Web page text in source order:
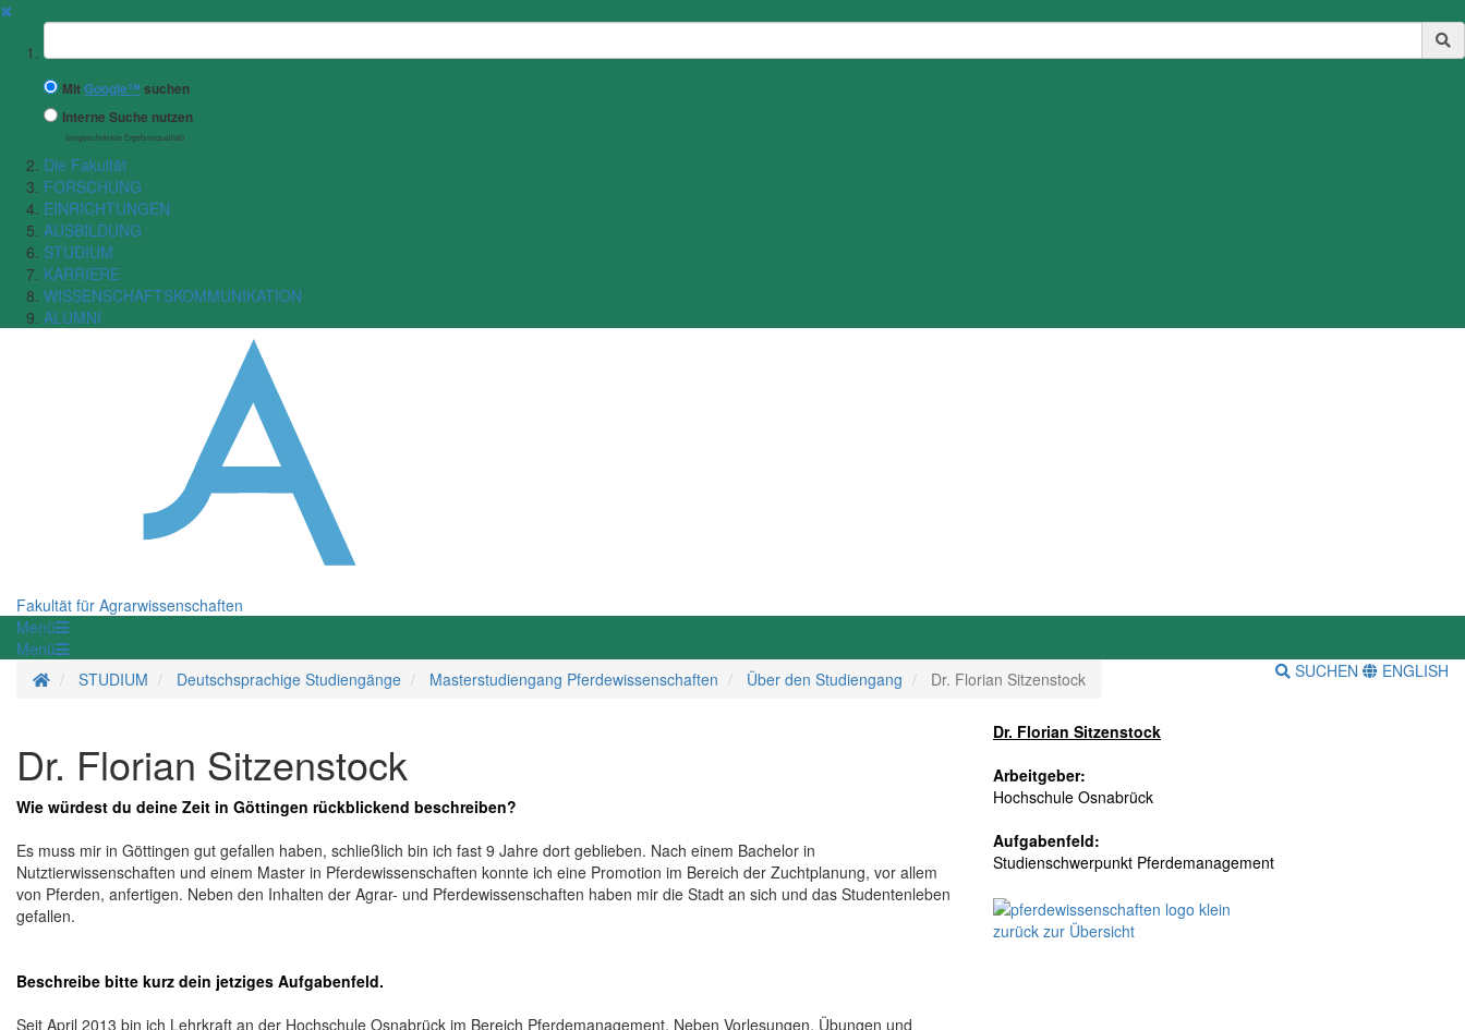
✖
Suchbegriff
MitGoogle™ suchen
Interne Suche nutzen
(eingeschränkte Ergebnisqualität)
Die Fakultät
FORSCHUNG
EINRICHTUNGEN
AUSBILDUNG
STUDIUM
KARRIERE
WISSENSCHAFTSKOMMUNIKATION
ALUMNI
Fakultät für Agrarwissenschaften
Menü
Menü
Startseite
STUDIUM Deutschsprachige Studiengänge Masterstudiengang Pferdewissenschaften Über den Studiengang Dr. Florian Sitzenstock SUCHEN ENGLISH
Dr. Florian Sitzenstock
Wie würdest du deine Zeit in Göttingen rückblickend beschreiben?
Es muss mir in Göttingen gut gefallen haben, schließlich bin ich fast 9 Jahre dort geblieben. Nach einem Bachelor in
Nutztierwissenschaften und einem Master in Pferdewissenschaften konnte ich eine Promotion im Bereich der Zuchtplanung, vor allem
von Pferden, anfertigen. Neben den Inhalten der Agrar- und Pferdewissenschaften haben mir die Stadt an sich und das Studentenleben
gefallen.
Beschreibe bitte kurz dein jetziges Aufgabenfeld.
Seit April 2013 bin ich Lehrkraft an der Hochschule Osnabrück im Bereich Pferdemanagement. Neben Vorlesungen, Übungen und
Dr. Florian Sitzenstock
Arbeitgeber:
Hochschule Osnabrück
Aufgabenfeld:
Studienschwerpunkt Pferdemanagement
zurück zur Übersicht